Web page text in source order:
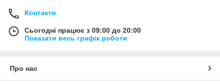
Контакти
Сьогодні працює з 09:00 до 20:00
Показати весь графік роботи
Про нас